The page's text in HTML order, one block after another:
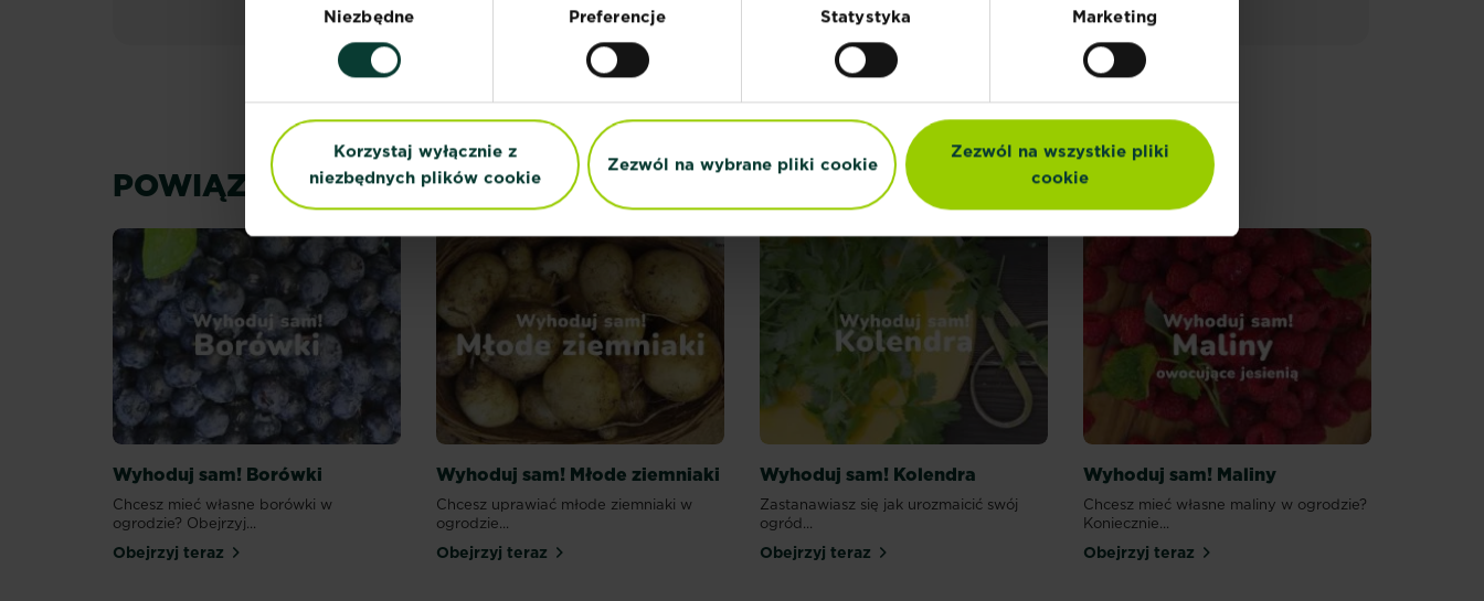
Niezbędne Preferencje Statystyka Marketing
Korzystaj wyłącznie z
niezbędnych plików cookie
Zezwól na wybrane pliki cookie
Zezwól na wszystkie pliki
cookie
POWIĄZANE WIDEO
Wyhoduj sam! Borówki
Chcesz mieć własne borówki w
ogrodzie? Obejrzyj...
Obejrzyj teraz
Wyhoduj sam! Młode ziemniaki
Chcesz uprawiać młode ziemniaki w
ogrodzie...
Obejrzyj teraz
Wyhoduj sam! Kolendra
Zastanawiasz się jak urozmaicić swój
ogród...
Obejrzyj teraz
Wyhoduj sam! Maliny
Chcesz mieć własne maliny w ogrodzie?
Koniecznie...
Obejrzyj teraz